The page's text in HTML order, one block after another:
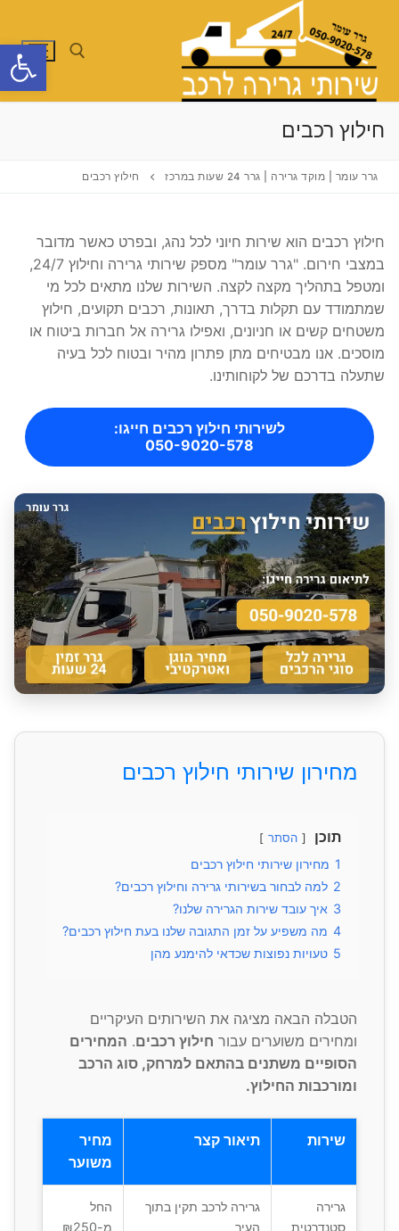
חילוץ רכבים
גרר עומר | מוקד גרירה | גרר 24 שעות במרכז חילוץ רכבים
חילוץ רכבים הוא שירות חיוני לכל נהג, ובפרט כאשר מדובר
במצבי חירום. "גרר עומר" מספק שירותי גרירה וחילוץ 24/7,
ומטפל בתהליך מקצה לקצה. השירות שלנו מתאים לכל מי
שמתמודד עם תקלות בדרך, תאונות, רכבים תקועים, חילוץ
משטחים קשים או חניונים, ואפילו גרירה אל חברות ביטוח או
מוסכים. אנו מבטיחים מתן פתרון מהיר ובטוח לכל בעיה
שתעלה בדרכם של לקוחותינו.
לשירותי חילוץ רכבים חייגו:
050-9020-578
מחירון שירותי חילוץ רכבים
תוכן הסתר
1 מחירון שירותי חילוץ רכבים
2 למה לבחור בשירותי גרירה וחילוץ רכבים?
3 איך עובד שירות הגרירה שלנו?
4 מה משפיע על זמן התגובה שלנו בעת חילוץ רכבים?
5 טעויות נפוצות שכדאי להימנע מהן
הטבלה הבאה מציגה את השירותים העיקריים
ומחירים משוערים עבור חילוץ רכבים. המחירים
הסופיים משתנים בהתאם למרחק, סוג הרכב
ומורכבות החילוץ.
שירות תיאור קצר
מחיר
משוער
גרירה
סטנדרטית
גרירה לרכב תקין בתוך
העיר
החל
מ-₪250
פתח